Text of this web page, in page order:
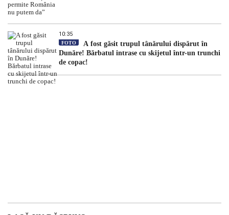
10:35
FOTO
A fost găsit trupul tânărului dispărut în
Dunăre! Bărbatul intrase cu skijetul într-un trunchi
de copac!